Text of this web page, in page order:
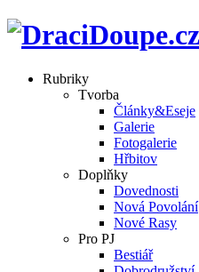
Rubriky
Tvorba
Články&Eseje
Galerie
Fotogalerie
Hřbitov
Doplňky
Dovednosti
Nová Povolání
Nové Rasy
Pro PJ
Bestiář